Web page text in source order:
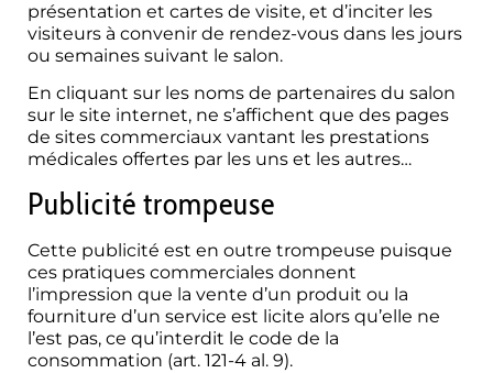
présentation et cartes de visite, et d’inciter les
visiteurs à convenir de rendez-vous dans les jours
ou semaines suivant le salon.
En cliquant sur les noms de partenaires du salon
sur le site internet, ne s’affichent que des pages
de sites commerciaux vantant les prestations
médicales offertes par les uns et les autres…
Publicité trompeuse
Cette publicité est en outre trompeuse puisque
ces pratiques commerciales donnent
l’impression que la vente d’un produit ou la
fourniture d’un service est licite alors qu’elle ne
l’est pas, ce qu’interdit le code de la
consommation (art. 121-4 al. 9).